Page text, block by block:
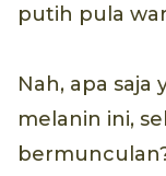
putih pula
Nah, apa
melanin ini,